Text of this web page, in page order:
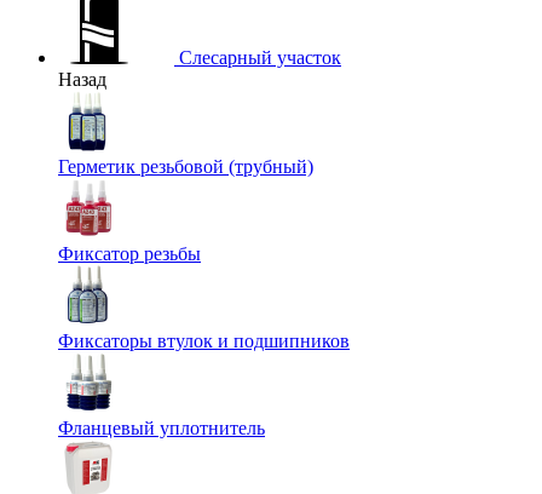
Слесарный участок
Назад
Герметик резьбовой (трубный)
Фиксатор резьбы
Фиксаторы втулок и подшипников
Фланцевый уплотнитель